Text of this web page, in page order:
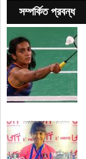
সম্পর্কিত প্রবন্ধ